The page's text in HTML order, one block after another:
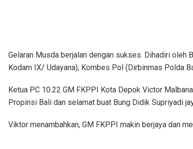
Gelaran Musda berjalan dengan sukses. Dihadiri oleh
Kodam IX/ Udayana), Kombes Pol (Dirbinmas Polda
Ketua PC 10.22 GM FKPPI Kota Depok Victor
Propinsi Bali dan selamat buat Bung Didik Supriyadi
Viktor menambahkan, GM FKPPI makin berjaya dan